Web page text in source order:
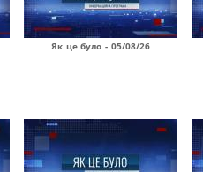
Як це було - 05/08/26